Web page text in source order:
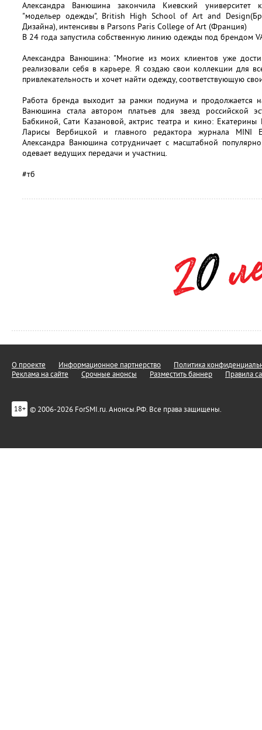
Александра Ванюшина закончила Киевский университет
"модельер одежды", British High School of Art and
Дизайна), интенсивы в Parsons Paris College of Art (Франция)
В 24 года запустила собственную линию одежды под брендом
Александра Ванюшина: "Многие из моих клиентов уже
реализовали себя в карьере. Я создаю свои коллекции для
привлекательность и хочет найти одежду, соответствующую
Работа бренда выходит за рамки подиума и продолжается
Ванюшина стала автором платьев для звезд российской
Бабкиной, Сати Казановой, актрис театра и кино:
Ларисы Вербицкой и главного редактора журнала MINI
Александра Ванюшина сотрудничает с масштабной
одевает ведущих передачи и участниц.
#тб
О проекте Информационное партнерство
Политика
Реклама на сайте
Срочные анонсы Разместить баннер Правила
18+ © 2006-2026 ForSMI.ru. Анонсы.РФ. Все права защищены.